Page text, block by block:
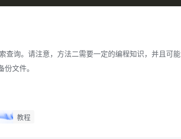
查询。请注意，方法二需要一定的编程知识，并且可能
文件。
教程